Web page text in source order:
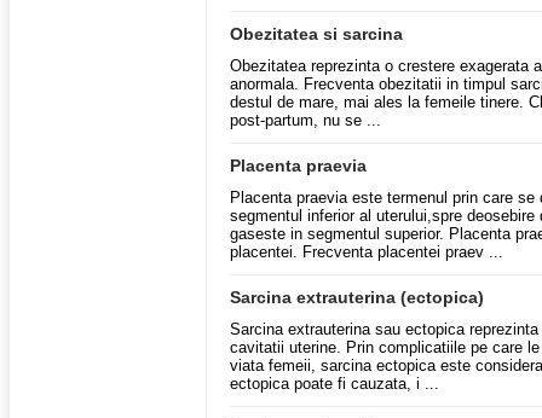
Obezitatea si sarcina
Obezitatea reprezinta o crestere exagerata
anormala. Frecventa obezitatii in timpul
destul de mare, mai ales la femeile tinere.
post-partum, nu se ...
Placenta praevia
Placenta praevia este termenul prin care
segmentul inferior al uterului,spre
gaseste in segmentul superior. Placenta
placentei. Frecventa placentei praev ...
Sarcina extrauterina (ectopica)
Sarcina extrauterina sau ectopica
cavitatii uterine. Prin complicatiile pe care
viata femeii, sarcina ectopica este
ectopica poate fi cauzata, i ...